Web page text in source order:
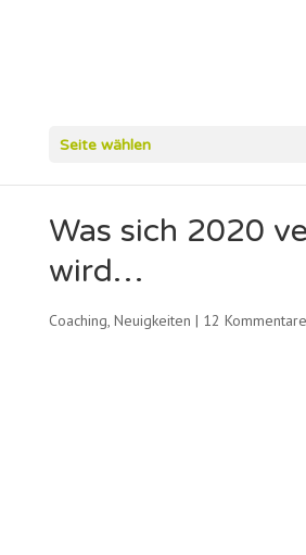
Seite wählen
Was sich 2020
wird…
Coaching, Neuigkeiten | 12 Kommentare